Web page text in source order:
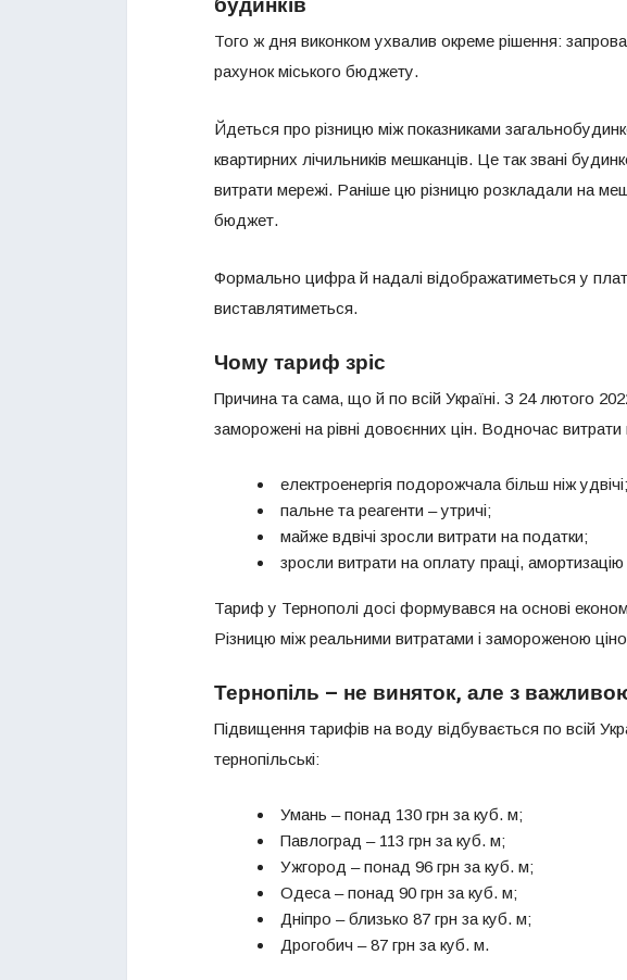
Того ж дня виконком ухвалив окреме рішення:
рахунок міського бюджету.
Йдеться про різницю між показниками
квартирних лічильників мешканців. Це так звані
витрати мережі. Раніше цю різницю розкладали на
бюджет.
Формально цифра й надалі відображатиметься у
виставлятиметься.
Чому тариф зріс
Причина та сама, що й по всій Україні. З 24 лютого
заморожені на рівні довоєнних цін. Водночас
електроенергія подорожчала більш ніж удвічі;
пальне та реагенти – утричі;
майже вдвічі зросли витрати на податки;
зросли витрати на оплату праці,
Тариф у Тернополі досі формувався на основі
Різницю між реальними витратами і замороженою
Тернопіль – не виняток, але з
Підвищення тарифів на воду відбувається по всій
тернопільські:
Умань – понад 130 грн за куб. м;
Павлоград – 113 грн за куб. м;
Ужгород – понад 96 грн за куб. м;
Одеса – понад 90 грн за куб. м;
Дніпро – близько 87 грн за куб. м;
Дрогобич – 87 грн за куб. м.